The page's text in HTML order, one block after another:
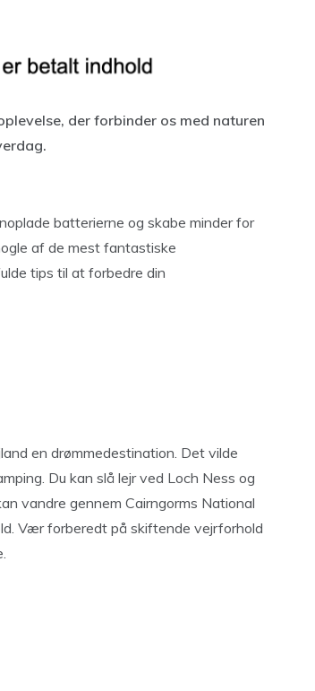
der forbinder os med naturen
batterierne og skabe minder for
af de mest fantastiske
tips til at forbedre din
en drømmedestination. Det vilde
Du kan slå lejr ved Loch Ness og
vandre gennem Cairngorms National
Vær forberedt på skiftende vejrforhold